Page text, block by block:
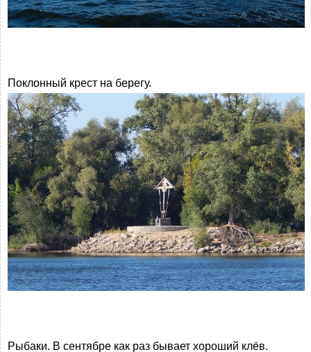
Поклонный крест на берегу.
Рыбаки. В сентябре как раз бывает хороший клёв.